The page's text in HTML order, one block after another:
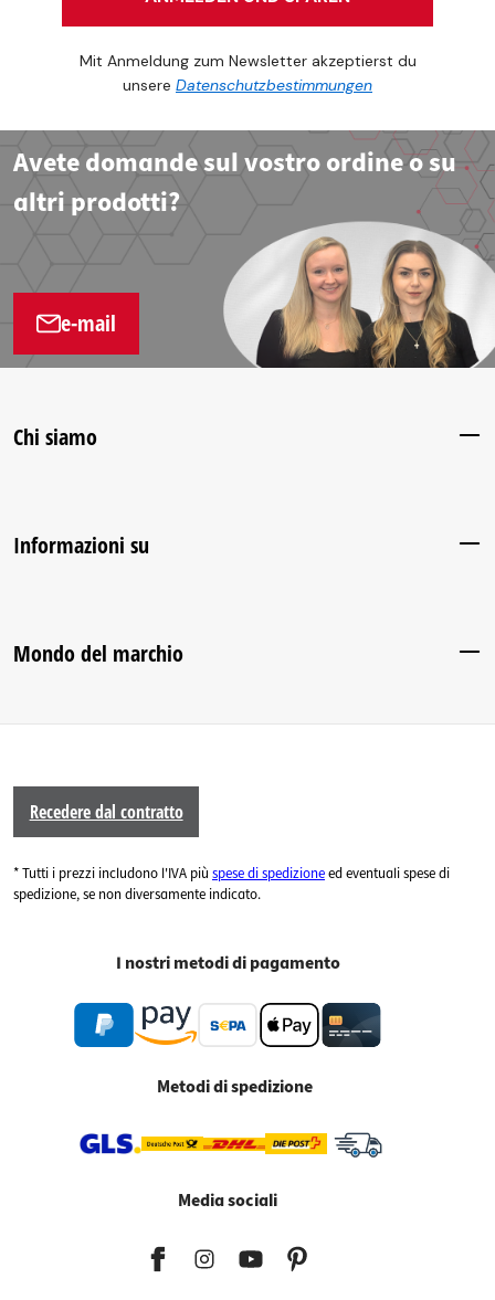
Mit Anmeldung zum Newsletter akzeptierst du
unsere Datenschutzbestimmungen
Avete domande sul vostro ordine o su
altri prodotti?
e-mail
Chi siamo
Informazioni su
Mondo del marchio
Recedere dal contratto
* Tutti i prezzi includono l'IVA più spese di spedizioneed eventuali spese di
spedizione, se non diversamente indicato.
I nostri metodi di pagamento
Metodi di spedizione
Media sociali